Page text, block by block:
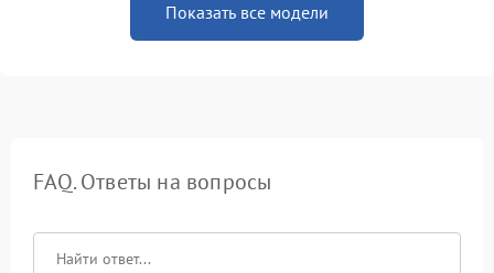
Показать все модели
FAQ. Ответы на вопросы